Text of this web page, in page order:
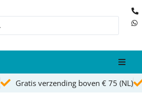
Gratis verzending boven € 75 (NL)